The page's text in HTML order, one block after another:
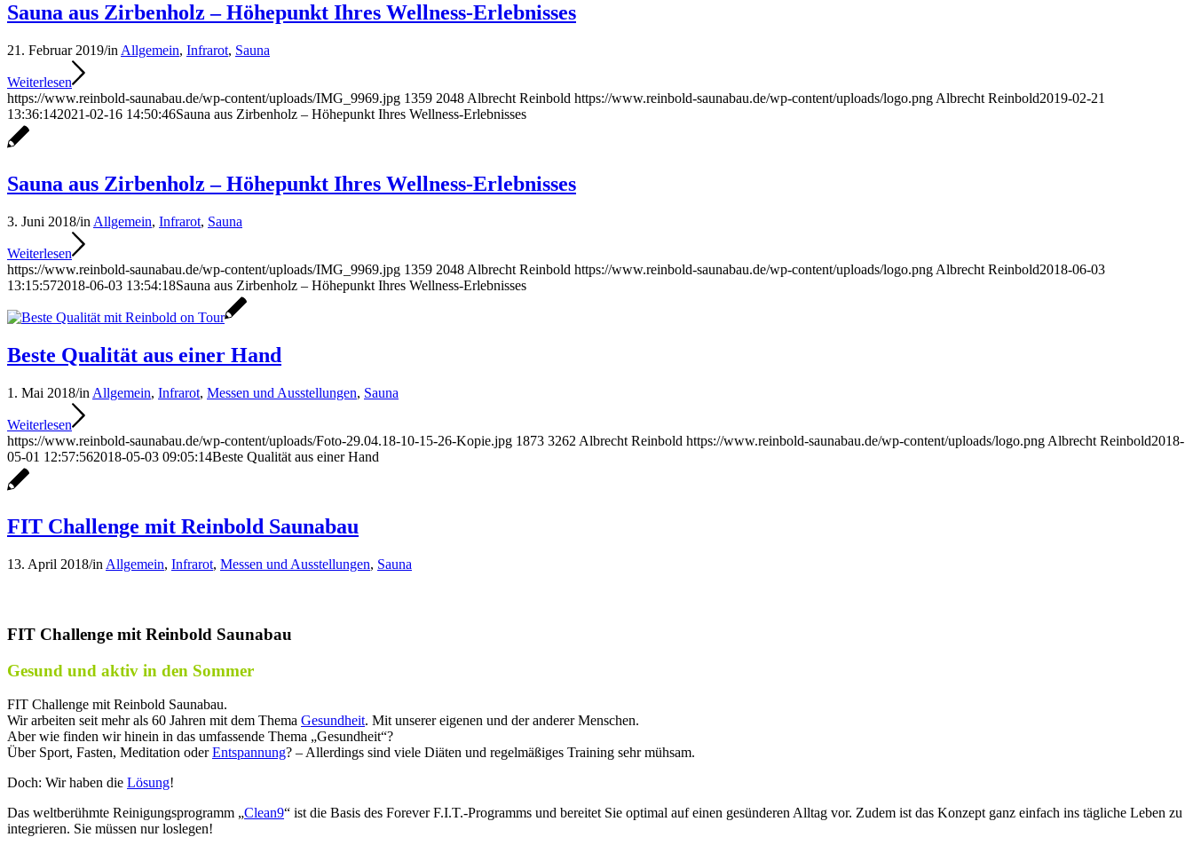
Sauna aus Zirbenholz – Höhepunkt Ihres Wellness-Erlebnisses
21. Februar 2019/in Allgemein, Infrarot, Sauna
Weiterlesen
https://www.reinbold-saunabau.de/wp-content/uploads/IMG_9969.jpg 1359 2048 Albrecht Reinbold https://www.reinbold-saunabau.de/wp-content/uploads/logo.png Albrecht Reinbold2019-02-21
13:36:142021-02-16 14:50:46Sauna aus Zirbenholz – Höhepunkt Ihres Wellness-Erlebnisses
Sauna aus Zirbenholz – Höhepunkt Ihres Wellness-Erlebnisses
3. Juni 2018/in Allgemein, Infrarot, Sauna
Weiterlesen
https://www.reinbold-saunabau.de/wp-content/uploads/IMG_9969.jpg 1359 2048 Albrecht Reinbold https://www.reinbold-saunabau.de/wp-content/uploads/logo.png Albrecht Reinbold2018-06-03
13:15:572018-06-03 13:54:18Sauna aus Zirbenholz – Höhepunkt Ihres Wellness-Erlebnisses
Beste Qualität aus einer Hand
1. Mai 2018/in Allgemein, Infrarot, Messen und Ausstellungen, Sauna
Weiterlesen
https://www.reinbold-saunabau.de/wp-content/uploads/Foto-29.04.18-10-15-26-Kopie.jpg 1873 3262 Albrecht Reinbold https://www.reinbold-saunabau.de/wp-content/uploads/logo.png Albrecht Reinbold2018-
05-01 12:57:562018-05-03 09:05:14Beste Qualität aus einer Hand
FIT Challenge mit Reinbold Saunabau
13. April 2018/in Allgemein, Infrarot, Messen und Ausstellungen, Sauna
FIT Challenge mit Reinbold Saunabau
Gesund und aktiv in den Sommer
FIT Challenge mit Reinbold Saunabau.
Wir arbeiten seit mehr als 60 Jahren mit dem Thema Gesundheit. Mit unserer eigenen und der anderer Menschen.
Aber wie finden wir hinein in das umfassende Thema „Gesundheit“?
Über Sport, Fasten, Meditation oderEntspannung? – Allerdings sind viele Diäten und regelmäßiges Training sehr mühsam.
Doch: Wir haben die Lösung!
Das weltberühmte Reinigungsprogramm „Clean9“ ist die Basis des Forever F.I.T.-Programms und bereitet Sie optimal auf einen gesünderen Alltag vor. Zudem ist das Konzept ganz einfach ins tägliche Leben zu
integrieren. Sie müssen nur loslegen!